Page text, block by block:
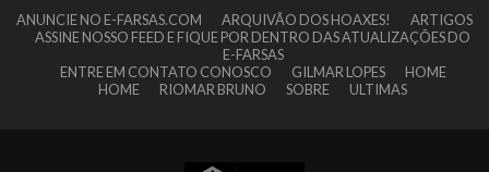
ANUNCIE NO E-FARSAS.COM ARQUIVÃO DOS HOAXES!
ARTIGOS
ASSINE NOSSO FEED E FIQUE POR DENTRO DAS ATUALIZAÇÕES DO
E-FARSAS
ENTRE EM CONTATO CONOSCO
GILMAR LOPES
HOME
HOME
RIOMAR BRUNO SOBRE ULTIMAS